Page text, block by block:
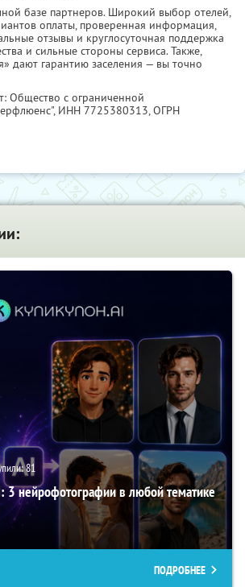
базе партнеров. Широкий выбор отелей,
оплаты, проверенная информация,
отзывы и круглосуточная поддержка
и сильные стороны сервиса. Также,
дают гарантию заселения — вы точно
Общество с ограниченной
ИНН 7725380313, ОГРН
81
3 нейрофотографии в любой тематике
ПОДРОБНЕЕ